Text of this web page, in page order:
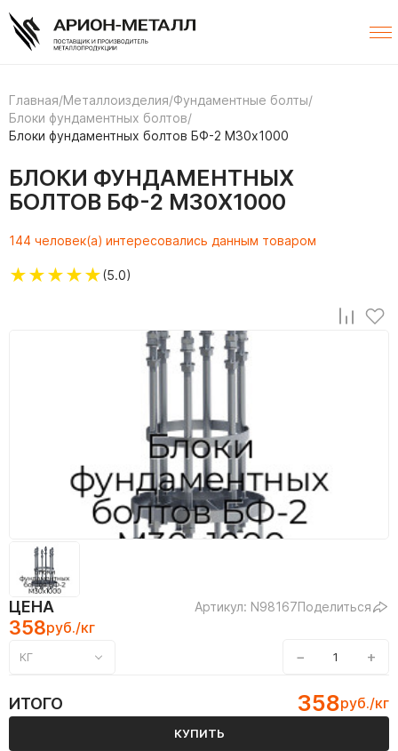
Главная/Металлоизделия/Фундаментные болты/
Блоки фундаментных болтов/
Блоки фундаментных болтов БФ-2 М30х1000
БЛОКИ ФУНДАМЕНТНЫХ
БОЛТОВ БФ-2 М30Х1000
144 человек(а) интересовались данным товаром
★★★★★(5.0)
ЦЕНА Артикул: N98167Поделиться
358руб./кг
КГ − +
ИТОГО 358руб./кг
КУПИТЬ